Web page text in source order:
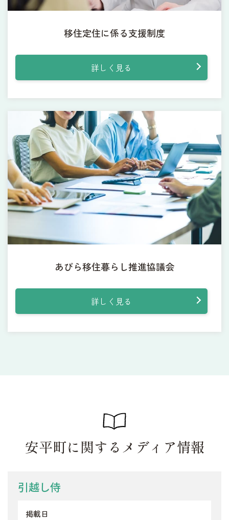
移住定住に係る支援制度
詳しく見る
あびら移住暮らし推進協議会
詳しく見る
安平町に関するメディア情報
引越し侍
掲載日